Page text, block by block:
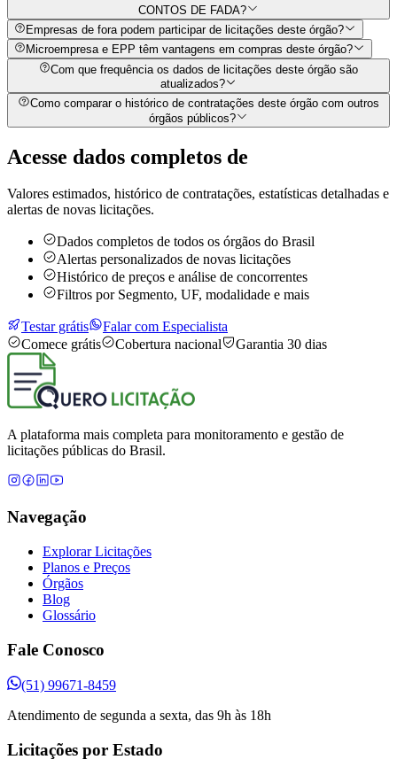
CONTOS DE FADA?
Empresas de fora podem participar de licitações deste órgão?
Microempresa e EPP têm vantagens em compras deste órgão?
Com que frequência os dados de licitações deste órgão são
atualizados?
Como comparar o histórico de contratações deste órgão com outros
órgãos públicos?
Acesse dados completos de
Valores estimados, histórico de contratações, estatísticas detalhadas e
alertas de novas licitações.
Dados completos de todos os órgãos do Brasil
Alertas personalizados de novas licitações
Histórico de preços e análise de concorrentes
Filtros por Segmento, UF, modalidade e mais
Testar grátis
Falar com Especialista
Comece grátis
Cobertura nacional Garantia 30 dias
A plataforma mais completa para monitoramento e gestão de
licitações públicas do Brasil.
Navegação
Explorar Licitações
Planos e Preços
Órgãos
Blog
Glossário
Fale Conosco
(51) 99671-8459
Atendimento de segunda a sexta, das 9h às 18h
Licitações por Estado